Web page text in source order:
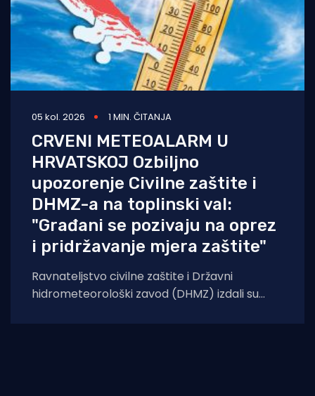
05 kol. 2026 1 MIN. ČITANJA
CRVENI METEOALARM U
HRVATSKOJ Ozbiljno
upozorenje Civilne zaštite i
DHMZ-a na toplinski val:
"Građani se pozivaju na oprez
i pridržavanje mjera zaštite"
Ravnateljstvo civilne zaštite i Državni
hidrometeorološki zavod (DHMZ) izdali su